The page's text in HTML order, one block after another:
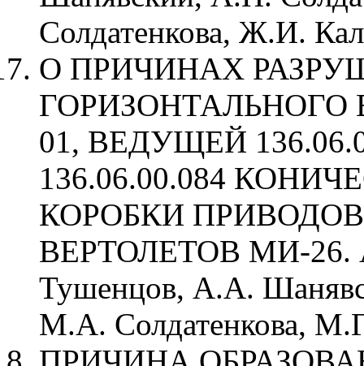
Солдатенкова, Ж.И.
О ПРИЧИНАХ
ГОРИЗОНТАЛЬНОГО
01, ВЕДУЩЕЙ
136.06.00.084
КОРОБКИ
ВЕРТОЛЕТОВ МИ-26.
Тушенцов, А.А.
М.А. Солдатенкова,